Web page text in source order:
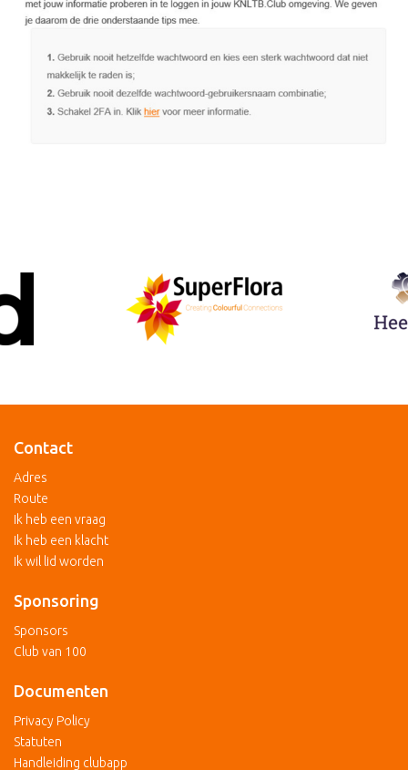
Contact
Adres
Route
Ik heb een vraag
Ik heb een klacht
Ik wil lid worden
Sponsoring
Sponsors
Club van 100
Documenten
Privacy Policy
Statuten
Handleiding clubapp